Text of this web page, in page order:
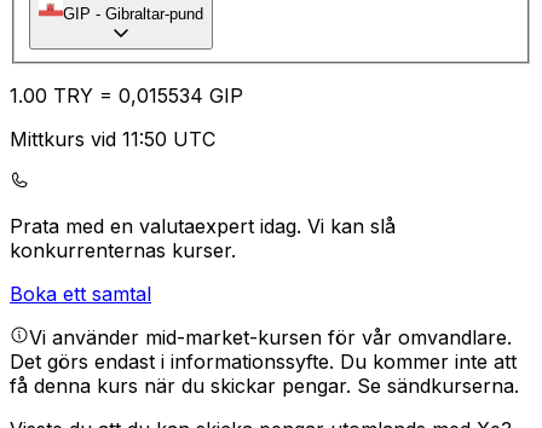
GIP - Gibraltar-pund
1.00 TRY = 0,015534 GIP
Mittkurs vid 11:50 UTC
Prata med en valutaexpert idag. Vi kan slå
konkurrenternas kurser.
Boka ett samtal
Vi använder mid-market-kursen för vår omvandlare.
Det görs endast i informationssyfte. Du kommer inte att
få denna kurs när du skickar pengar. Se sändkurserna.